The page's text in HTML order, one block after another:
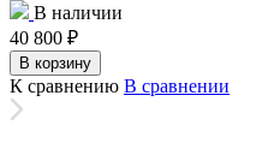
В наличии
40 800 ₽
В корзину
К сравнению В сравнении